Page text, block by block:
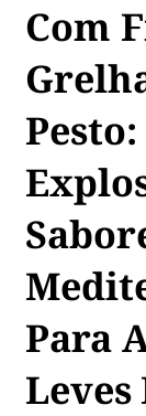
Com
Para
Leves